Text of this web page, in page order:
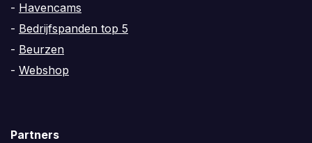
- Havencams
- Bedrijfspanden top 5
- Beurzen
- Webshop
Partners